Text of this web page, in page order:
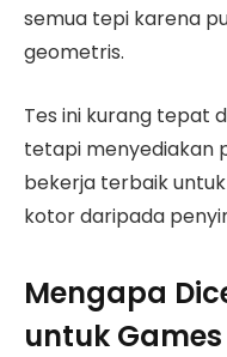
semua tepi karena
geometris.
Tes ini kurang tepat
tetapi menyediakan
bekerja terbaik
kotor daripada
Mengapa
untuk